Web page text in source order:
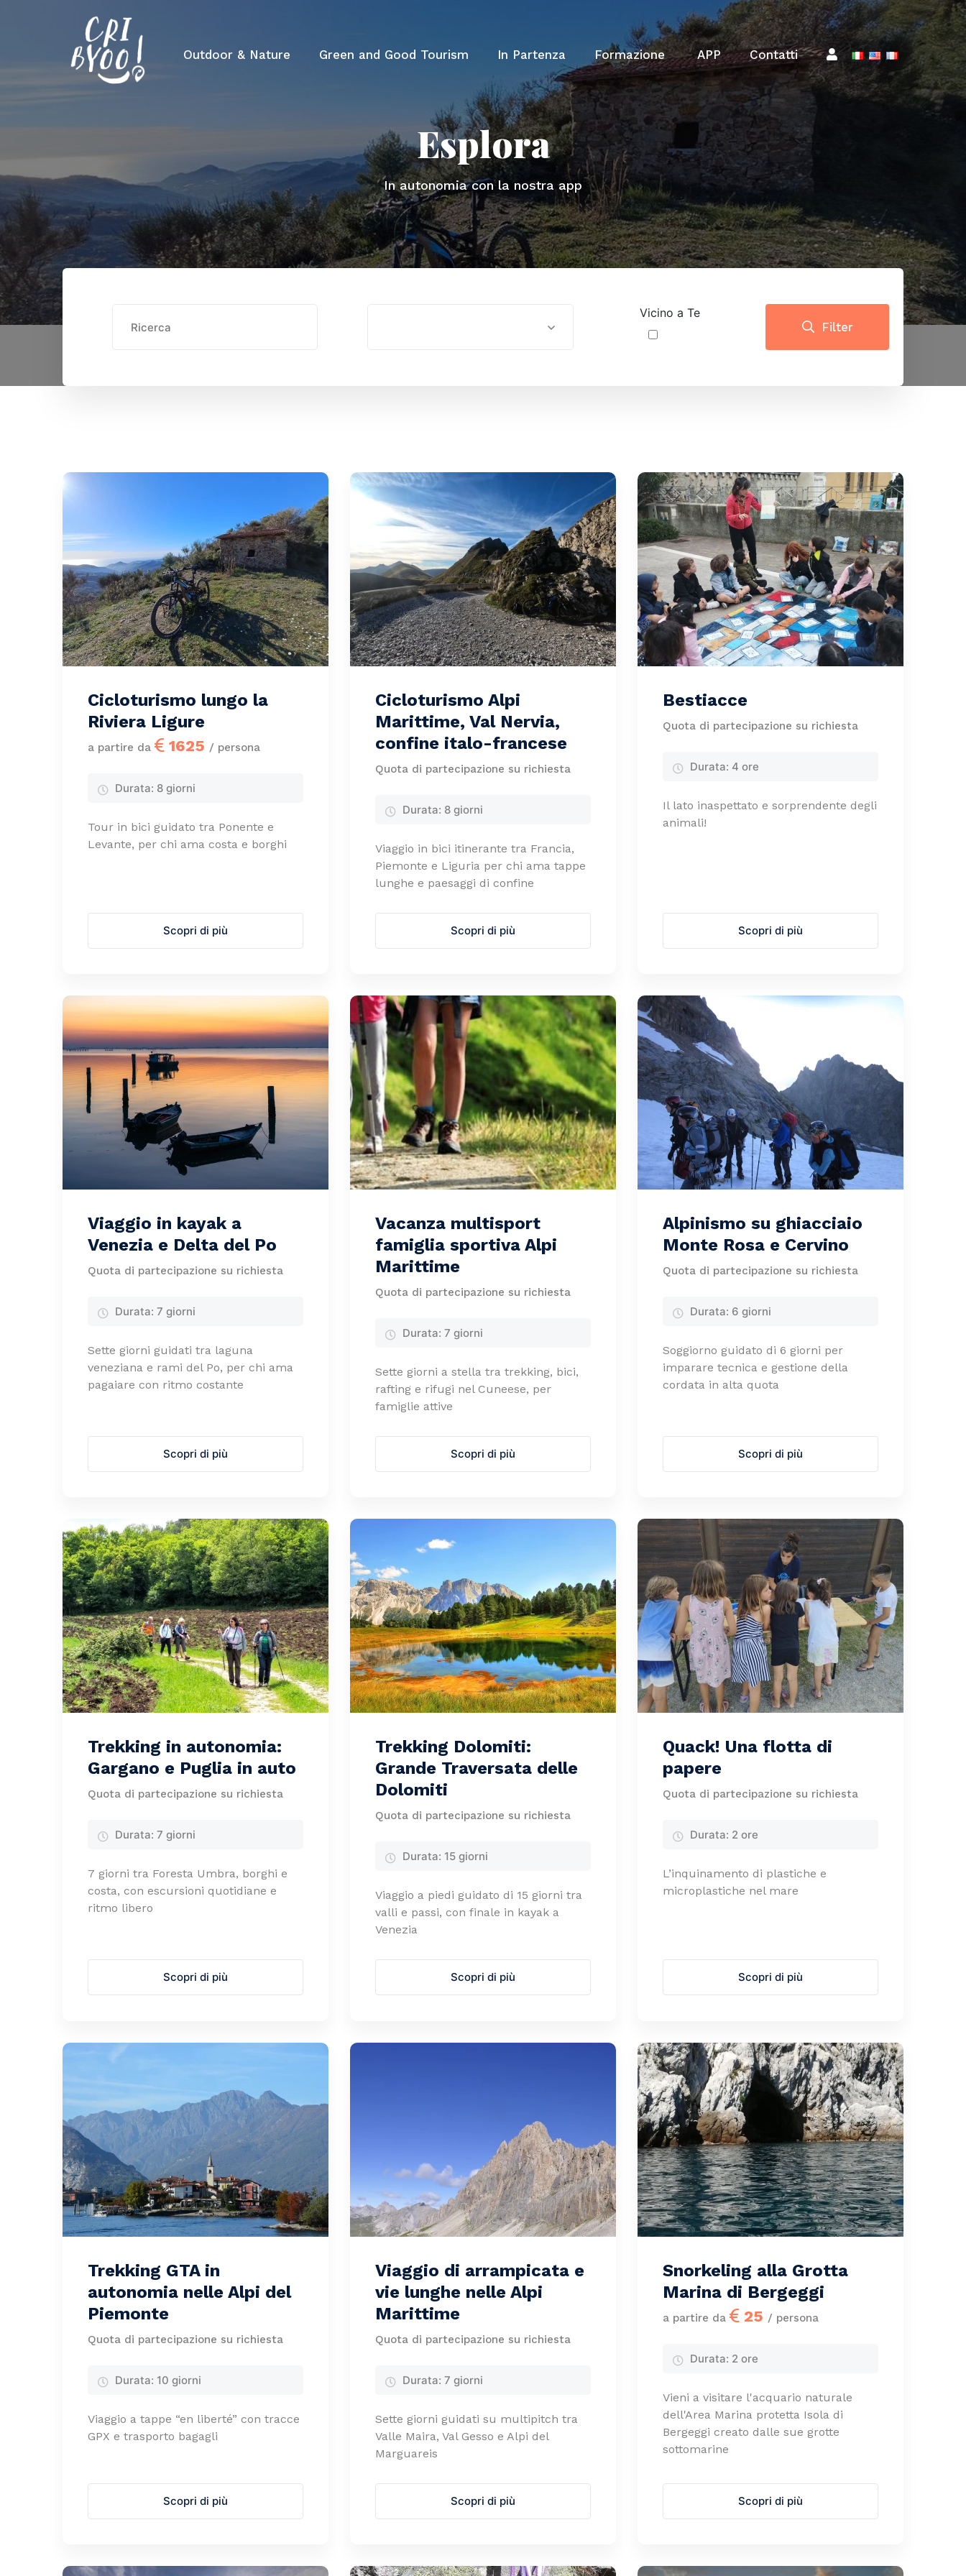
Outdoor & Nature Green and Good Tourism In Partenza Formazione APP Contatti
Esplora
In autonomia con la nostra app
Vicino a Te
Filter
Cicloturismo lungo la
Riviera Ligure
a partire da 1625 / persona
Durata: 8 giorni
Tour in bici guidato tra Ponente e
Levante, per chi ama costa e borghi
Scopri di più
Cicloturismo Alpi
Marittime, Val Nervia,
confine italo-francese
Quota di partecipazione su richiesta
Durata: 8 giorni
Viaggio in bici itinerante tra Francia,
Piemonte e Liguria per chi ama tappe
lunghe e paesaggi di confine
Scopri di più
Bestiacce
Quota di partecipazione su richiesta
Durata: 4 ore
Il lato inaspettato e sorprendente degli
animali!
Scopri di più
Viaggio in kayak a
Venezia e Delta del Po
Quota di partecipazione su richiesta
Durata:7 giorni
Sette giorni guidati tra laguna
veneziana e rami del Po, per chi ama
pagaiare con ritmo costante
Scopri di più
Vacanza multisport
famiglia sportiva Alpi
Marittime
Quota di partecipazione su richiesta
Durata:7 giorni
Sette giorni a stella tra trekking, bici,
rafting e rifugi nel Cuneese, per
famiglie attive
Scopri di più
Alpinismo su ghiacciaio
Monte Rosa e Cervino
Quota di partecipazione su richiesta
Durata: 6 giorni
Soggiorno guidato di 6 giorni per
imparare tecnica e gestione della
cordata in alta quota
Scopri di più
Trekking in autonomia:
Gargano e Puglia in auto
Quota di partecipazione su richiesta
Durata:7 giorni
7 giorni tra Foresta Umbra, borghi e
costa, con escursioni quotidiane e
ritmo libero
Scopri di più
Trekking Dolomiti:
Grande Traversata delle
Dolomiti
Quota di partecipazione su richiesta
Durata: 15 giorni
Viaggio a piedi guidato di 15 giorni tra
valli e passi, con finale in kayak a
Venezia
Scopri di più
Quack! Una flotta di
papere
Quota di partecipazione su richiesta
Durata: 2 ore
L’inquinamento di plastiche e
microplastiche nel mare
Scopri di più
Trekking GTA in
autonomia nelle Alpi del
Piemonte
Quota di partecipazione su richiesta
Durata: 10 giorni
Viaggio a tappe “en liberté” con tracce
GPX e trasporto bagagli
Scopri di più
Viaggio di arrampicata e
vie lunghe nelle Alpi
Marittime
Quota di partecipazione su richiesta
Durata:7 giorni
Sette giorni guidati su multipitch tra
Valle Maira, Val Gesso e Alpi del
Marguareis
Scopri di più
Snorkeling alla Grotta
Marina di Bergeggi
a partire da 25 / persona
Durata: 2 ore
Vieni a visitare l'acquario naturale
dell'Area Marina protetta Isola di
Bergeggi creato dalle sue grotte
sottomarine
Scopri di più